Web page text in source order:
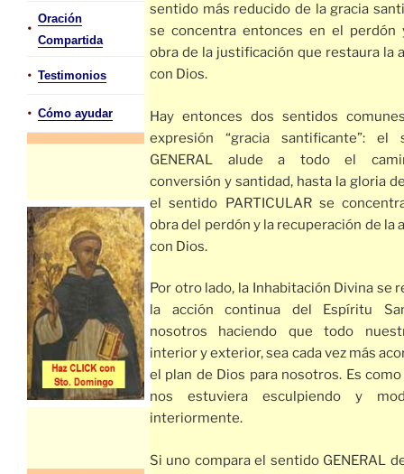
•
Oración
Compartida
• Testimonios
• Cómo ayudar
sentido más reducido de la gracia
se concentra entonces en el perdón
obra de la justificación que restaura la
con Dios.
Hay entonces dos sentidos
expresión “gracia santificante”: el
GENERAL alude a todo el
conversión y santidad, hasta la gloria
el sentido PARTICULAR se
obra del perdón y la recuperación de la
con Dios.
Por otro lado, la Inhabitación Divina se
la acción continua del Espíritu
nosotros haciendo que todo
interior y exterior, sea cada vez más
el plan de Dios para nosotros. Es
nos estuviera esculpiendo y
interiormente.
Si uno compara el sentido GENERAL